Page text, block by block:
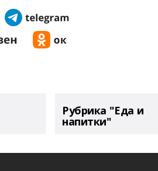
Рубрика "Еда и
напитки"